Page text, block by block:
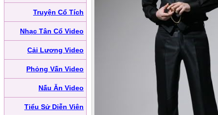
Truyện Cổ Tích
Nhạc Tân Cổ Video
Cải Lương Video
Phỏng Vấn Video
Nấu Ăn Video
Tiểu Sử Diễn Viên